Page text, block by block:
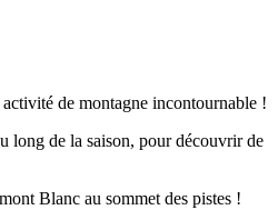
de montagne incontournable !
long de la saison, pour découvrir de
Blanc au sommet des pistes !